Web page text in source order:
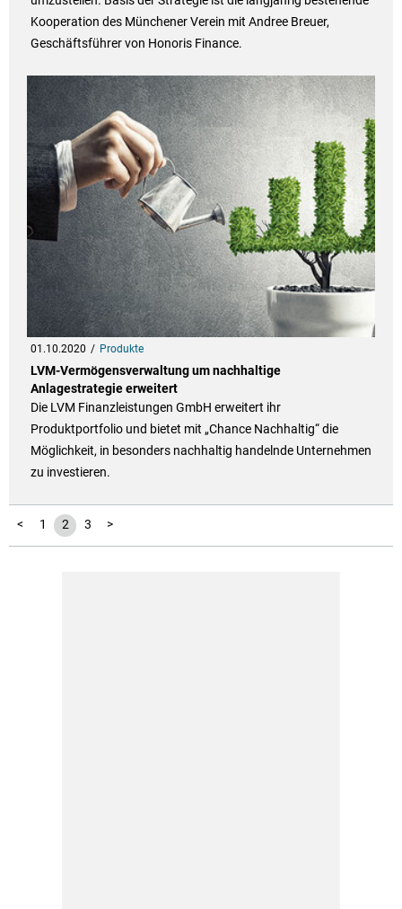
Kooperation des Münchener Verein mit Andree Breuer,
Geschäftsführer von Honoris Finance.
01.10.2020 Produkte
LVM-Vermögensverwaltung um nachhaltige
Anlagestrategie erweitert
Die LVM Finanzleistungen GmbH erweitert ihr
Produktportfolio und bietet mit „Chance Nachhaltig“ die
Möglichkeit, in besonders nachhaltig handelnde Unternehmen
zu investieren.
< 1 2 3 >